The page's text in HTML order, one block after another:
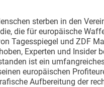
sterben in den
die für europäische
Tagesspiegel und ZDF
Experten und Insider
ist ein
europäischen
Aufbereitung der